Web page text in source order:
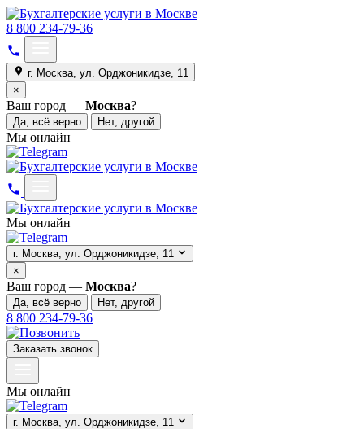
8 800 234-79-36
г. Москва, ул. Орджоникидзе, 11
×
Ваш город — Москва?
Да, всё верно Нет, другой
Мы онлайн
Мы онлайн
г. Москва, ул. Орджоникидзе, 11
×
Ваш город — Москва?
Да, всё верно Нет, другой
8 800 234-79-36
Заказать звонок
Мы онлайн
г. Москва, ул. Орджоникидзе, 11